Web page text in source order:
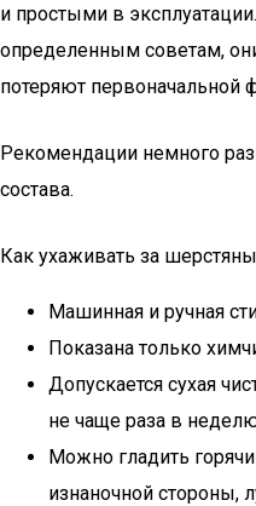
и простыми в
определенным советам,
потеряют первоначальной
Рекомендации немного
состава.
Как ухаживать за
Машинная и ручная
Показана только
Допускается сухая
не чаще раза в
Можно гладить
изнаночной стороны,